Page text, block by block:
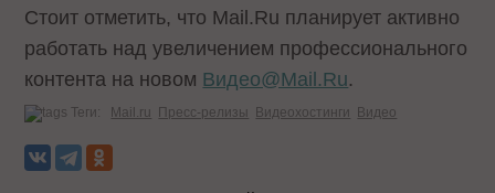
Стоит отметить, что Mail.Ru планирует активно
работать над увеличением профессионального
контента на новом Видео@Mail.Ru.
Теги: Mail.ru Пресс-релизы Видеохостинги Видео